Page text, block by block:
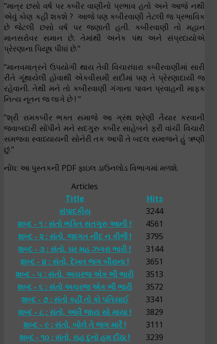
"માત્ર છસો વર્ષ પર કબીર વાણીનો પ્રભાવ હતો અને આજે નથી
એવું કોણ કહી શકશે ? આજે પણ કબીરવાણી તેટલી જ પ્રભાવિક
છે જેટલી છસો વર્ષ પર જણાતી હતી. કબીરવાણી તો મહાન
માનસરોવર સમાન છે. તેમાંથી અનેક પંથ અને સંપ્રદાયોએ
પ્રેરણાના પિયૂષ પીધાં છે."
"માનવમાત્રને ઉપયોગી થાય તેવી વિચારધારા કબીરવાણીમાં સારી
રીતે ગૂંથાયેલી હોવાથી એકવીસમી સદીમાં પણ તે પ્રેરણાદાયી જ
રહેવાની. તેથી મને તો કબીરવાણી ગંગાના પાવન પ્રવાહની માફક
નિત્ય નૂતન જ લાગે છે ! "
"શ્રી રામકબીર ભક્ત સમાજે આ ગ્રંથ શ્રેણી તૈયાર કરવાની
જવાબદારી સોંપીને મને સદગુરુ કબીર સાહેબને ફરી વાંચી વિચારી
સમજવા સ્વાધ્યાયની સોનેરી તક આપી તે બદલ સમાજને હું ઋણી
છું."
નોંધ: આ પુસ્તકની PDF ફાઇલ ડાઉનલોડ વિભાગમાં મળશે.
Articles
Title
Hits
સંપાદકીય
3244
શબ્દ - ૧ : સંતો ભક્તિ સતગુરુ આની !
4561
શબ્દ - ૨ : સંતો, જાગત નીંદ ન કીજૈ !
3795
શબ્દ - ૩ : સંતો, ઘર મહ ઝગરા ભારી !
3144
શબ્દ - ૪ : સંતો, દેખત જગ બૌરાના !
3651
શબ્દ - ૫ : સંતો, અચરજ એક ભૌ ભારી
3513
શબ્દ - ૬ : સંતો અચરજ એક ભૌ ભારી
3572
શબ્દ - ૭ : સંતો કહૌં તો કો પતિયાઈ
3341
શબ્દ - ૮ : સંતો, આવૈ જાય સો માયા !
3829
શબ્દ - ૯ : સંતો, બોલે તે જગ મારૈ !
3111
શબ્દ - ૧૦ : સંતો, રાહ દુનો હમ દીઠા !
3239